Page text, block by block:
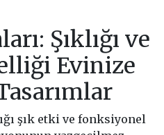
Şıklığı ve
Evinize
şık etki ve fonksiyonel